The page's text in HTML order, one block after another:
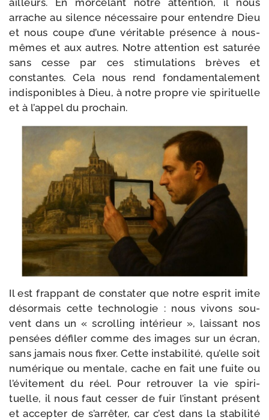
arrache au silence néces­saire pour entendre Dieu
et nous coupe d’une véri­table pré­sence à nous-​
mêmes et aux autres. Notre atten­tion est satu­rée
sans cesse par ces sti­mu­la­tions brèves et
constantes. Cela nous rend fon­da­men­ta­le­ment
indis­po­nibles à Dieu, à notre propre vie spi­ri­tuelle
et à l’ap­pel du prochain.
Il est frap­pant de consta­ter que notre esprit imite
désor­mais cette tech­no­lo­gie : nous vivons sou­
vent dans un « scrol­ling inté­rieur », lais­sant nos
pen­sées défi­ler comme des images sur un écran,
sans jamais nous fixer. Cette insta­bi­li­té, qu’elle soit
numé­rique ou men­tale, cache en fait une fuite ou
l’évitement du réel. Pour retrou­ver la vie spi­ri­
tuelle, il nous faut ces­ser de fuir l’ins­tant pré­sent
et accep­ter de s’ar­rê­ter, car c’est dans la sta­bi­li­té